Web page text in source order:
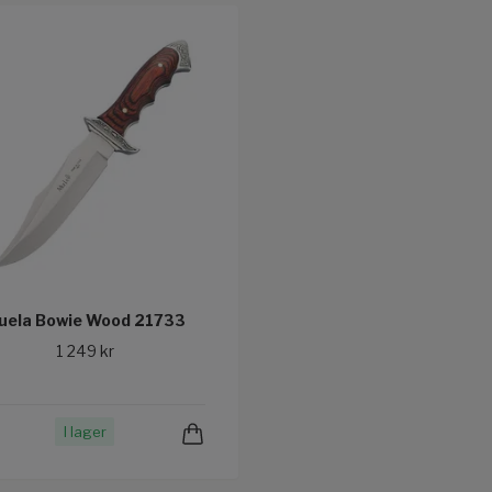
Bowie Wood 21733
1 249 kr
I lager